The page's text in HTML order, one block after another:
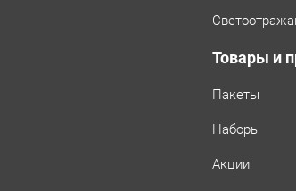
Товары и
Пакеты
Наборы
Акции